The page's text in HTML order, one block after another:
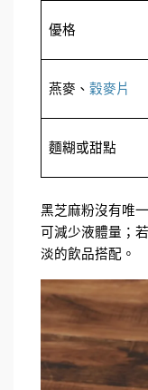
優格
燕麥、 穀麥片
麵糊或甜點
黑芝麻粉沒有唯
可減少液體量；
淡的飲品搭配。